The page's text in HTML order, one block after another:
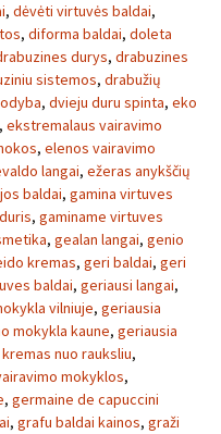
, dėvėti virtuvės baldai,
, diforma baldai, doleta
durys, drabuzines
sistemos, drabužių
, dvieju duru spinta, eko
, ekstremalaus vairavimo
, elenos vairavimo
langai, ežeras anykščių
baldai, gamina virtuves
, gaminame virtuves
, gealan langai, genio
kremas, geri baldai, geri
baldai, geriausi langai,
vilniuje, geriausia
mokykla kaune, geriausia
nuo rauksliu,
mokyklos,
, germaine de capuccini
, grafu baldai kainos, graži